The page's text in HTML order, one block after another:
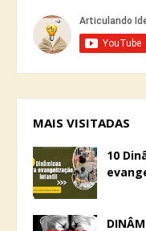
MAIS VISITADAS
10